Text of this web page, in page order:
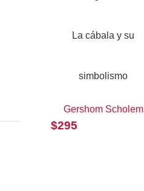
La cábala y su
simbolismo
Gershom Scholem
$295